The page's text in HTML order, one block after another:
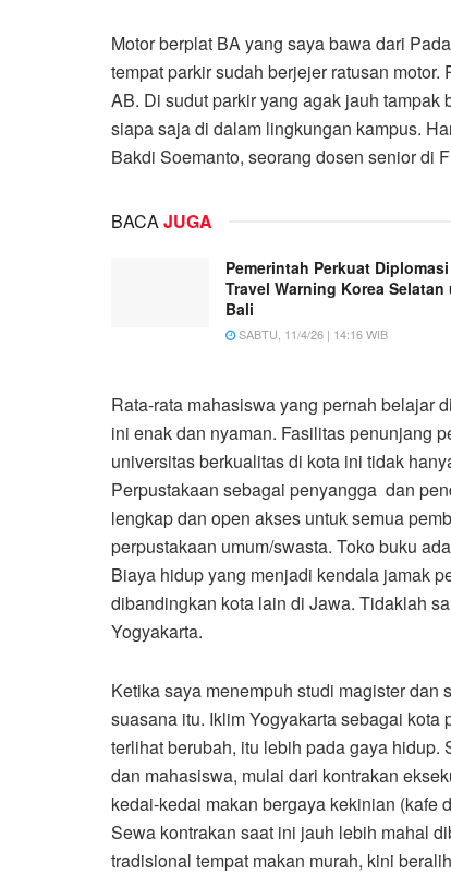
Motor berplat BA yang saya bawa dari
tempat parkir sudah berjejer ratusan
AB. Di sudut parkir yang agak jauh
siapa saja di dalam lingkungan kampus.
Bakdi Soemanto, seorang dosen senior di
BACAJUGA
Pemerintah Perkuat
Travel Warning Korea
Bali
SABTU, 11/4/26 | 14:16 WIB
Rata-rata mahasiswa yang pernah belajar
ini enak dan nyaman. Fasilitas penunjang
universitas berkualitas di kota ini tidak
Perpustakaan sebagai penyangga dan
lengkap dan open akses untuk semua
perpustakaan umum/swasta. Toko buku
Biaya hidup yang menjadi kendala jamak
dibandingkan kota lain di Jawa. Tidaklah
Yogyakarta.
Ketika saya menempuh studi magister dan
suasana itu. Iklim Yogyakarta sebagai
terlihat berubah, itu lebih pada gaya
dan mahasiswa, mulai dari kontrakan
kedai-kedai makan bergaya kekinian (kafe
Sewa kontrakan saat ini jauh lebih mahal
tradisional tempat makan murah, kini